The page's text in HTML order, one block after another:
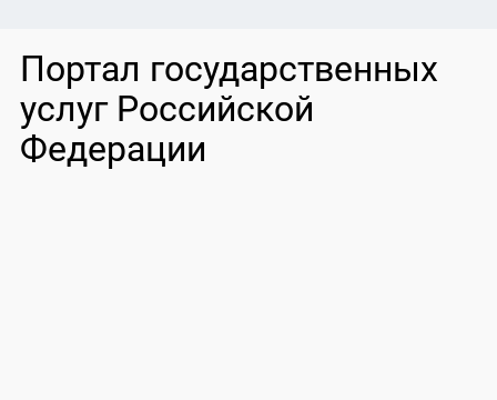
Портал государственных
услуг Российской
Федерации